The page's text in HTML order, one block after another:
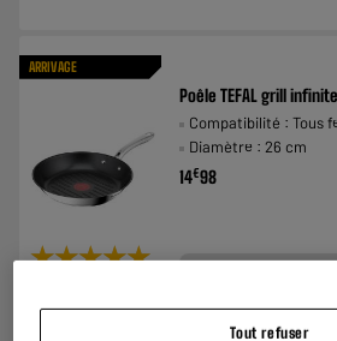
ARRIVAGE
★★★★★
★★★★★
Poêle TEFAL grill
Compatibilité : Tous
Diamètre : 26 cm
14€98
Tout refuser